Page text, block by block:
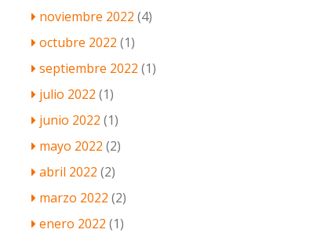
noviembre 2022 (4)
octubre 2022 (1)
septiembre 2022 (1)
julio 2022 (1)
junio 2022 (1)
mayo 2022 (2)
abril 2022 (2)
marzo 2022 (2)
enero 2022 (1)